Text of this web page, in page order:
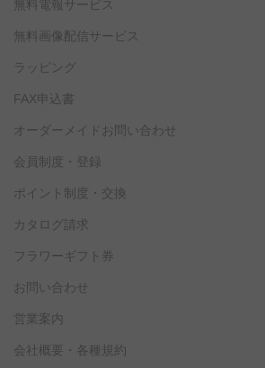
無料電報サービス
無料画像配信サービス
ラッピング
FAX申込書
オーダーメイドお問い合わせ
会員制度・登録
ポイント制度・交換
カタログ請求
フラワーギフト券
お問い合わせ
営業案内
会社概要・各種規約